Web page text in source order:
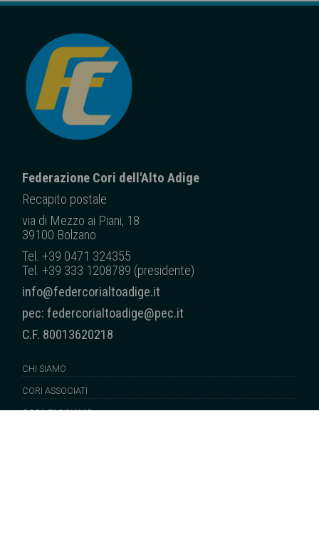
Federazione Cori dell'Alto Adige
Recapito postale
via di Mezzo ai Piani, 18
39100 Bolzano
Tel. +39 0471 324355
Tel. +39 333 1208789 (presidente)
info@federcorialtoadige.it
pec: federcorialtoadige@pec.it
C.F. 80013620218
CHI SIAMO
CORI ASSOCIATI
COSA FACCIAMO